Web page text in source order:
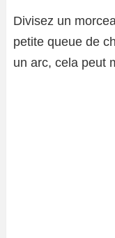
Divisez un
petite queue de
un arc, cela peut